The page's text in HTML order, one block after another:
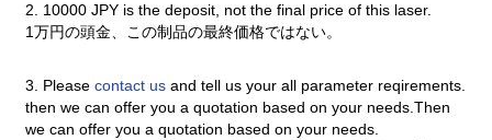
2. 10000 JPY is the deposit, not the final price of this laser.
1万円の頭金、この制品の最終価格ではない。
3. Pleasecontact usand tell us your all parameter reqirements.
then we can offer you a quotation based on your needs.Then
we can offer you a quotation based on your needs.